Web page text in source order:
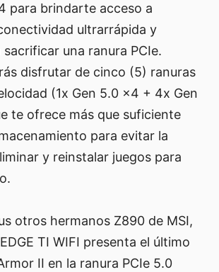
para brindarte acceso a
ultrarrápida y
una ranura PCIe.
disfrutar de cinco (5) ranuras
(1x Gen 5.0 x4 + 4x Gen
te ofrece más que suficiente
para evitar la
y reinstalar juegos para
otros hermanos Z890 de MSI,
TI WIFI presenta el último
II en la ranura PCIe 5.0